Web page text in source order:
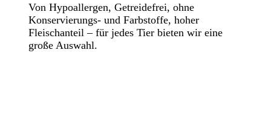
Von Hypoallergen, Getreidefrei, ohne
Konservierungs- und Farbstoffe, hoher
Fleischanteil – für jedes Tier bieten wir eine
große Auswahl.